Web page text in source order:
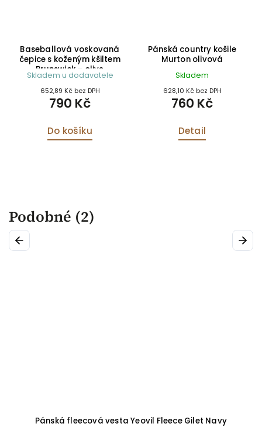
Baseballová voskovaná
čepice s koženým kšiltem
Brunswick – olive
Skladem u dodavatele
652,89 Kč bez DPH
790 Kč
Do košíku
Pánská country košile
Murton olivová
Skladem
628,10 Kč bez DPH
760 Kč
Detail
Podobné (2)
Previous
Pánská fleecová vesta Yeovil Fleece Gilet Navy
Next